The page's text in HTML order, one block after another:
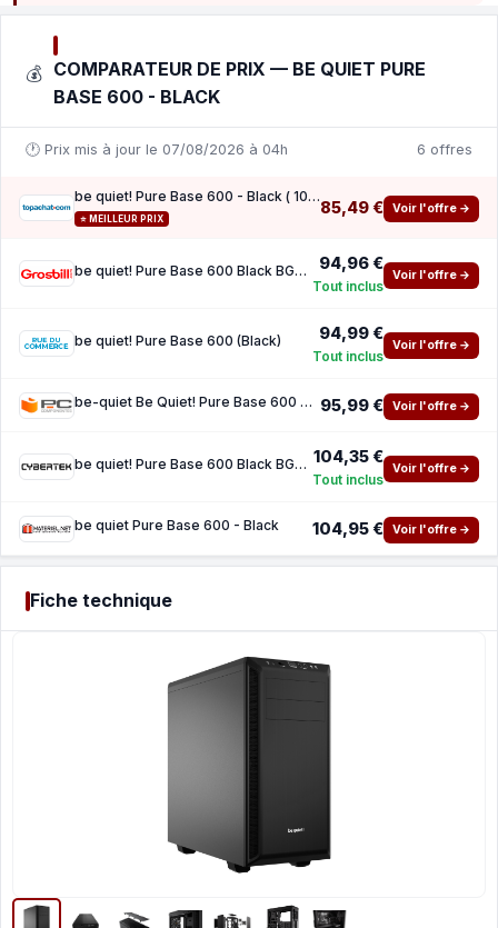
💰 COMPARATEUR DE PRIX — BE QUIET PURE
BASE 600 - BLACK
🕐 Prix mis à jour le 07/08/2026 à 04h 6 offres
be quiet! Pure Base 600 - Black ( 10 de reduction avec le code promo KOO )
⭐ MEILLEUR PRIX
85,49 € Voir l'offre →
be quiet! Pure Base 600 Black BG021 - mT Sans Alim ATX 94,96 €
Tout inclus
Voir l'offre →
be quiet! Pure Base 600 (Black) 94,99 €
Tout inclus
Voir l'offre →
be-quiet Be Quiet! Pure Base 600 USB 3.0 Negra 95,99 € Voir l'offre →
be quiet! Pure Base 600 Black BG021 - mT Sans Alim ATX 104,35 €
Tout inclus
Voir l'offre →
be quiet Pure Base 600 - Black 104,95 € Voir l'offre →
Fiche technique